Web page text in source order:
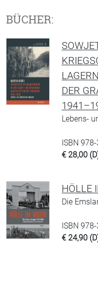
BÜCHER:
DER
Lebens-
ISBN
€ 28,00
HÖLLE
Die
ISBN
€ 24,90